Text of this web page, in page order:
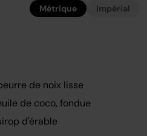
Métrique Impérial
de noix lisse
de coco, fondue
d'érable